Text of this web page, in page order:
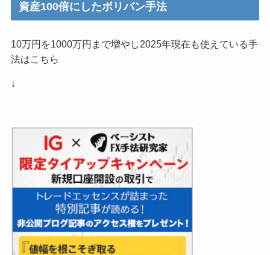
資産100倍にしたボリバン手法
10万円を1000万円まで増やし2025年現在も使えている手
法はこちら
↓